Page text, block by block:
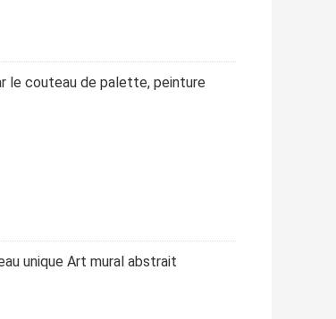
le couteau de palette, peinture
unique Art mural abstrait